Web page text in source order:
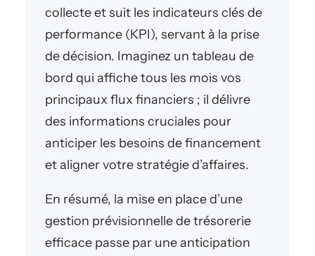
collecte et suit les indicateurs clés de
performance (KPI), servant à la prise
de décision. Imaginez un tableau de
bord qui affiche tous les mois vos
principaux flux financiers ; il délivre
des informations cruciales pour
anticiper les besoins de financement
et aligner votre stratégie d’affaires.
En résumé, la mise en place d’une
gestion prévisionnelle de trésorerie
efficace passe par une anticipation